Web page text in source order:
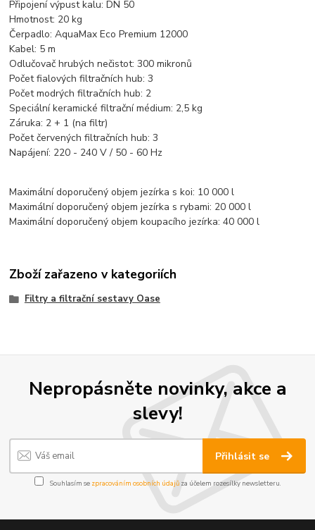
Připojení výpust kalu: DN 50
Hmotnost: 20 kg
Čerpadlo: AquaMax Eco Premium 12000
Kabel: 5 m
Odlučovač hrubých nečistot: 300 mikronů
Počet fialových filtračních hub: 3
Počet modrých filtračních hub: 2
Speciální keramické filtrační médium: 2,5 kg
Záruka: 2 + 1 (na filtr)
Počet červených filtračních hub: 3
Napájení: 220 - 240 V / 50 - 60 Hz
Maximální doporučený objem jezírka s koi: 10 000 l
Maximální doporučený objem jezírka s rybami: 20 000 l
Maximální doporučený objem koupacího jezírka: 40 000 l
Zboží zařazeno v kategoriích
Filtry a filtrační sestavy Oase
Nepropásněte novinky, akce a
slevy!
Přihlásit se
Souhlasím se zpracováním osobních údajůza účelem rozesílky newsletteru.